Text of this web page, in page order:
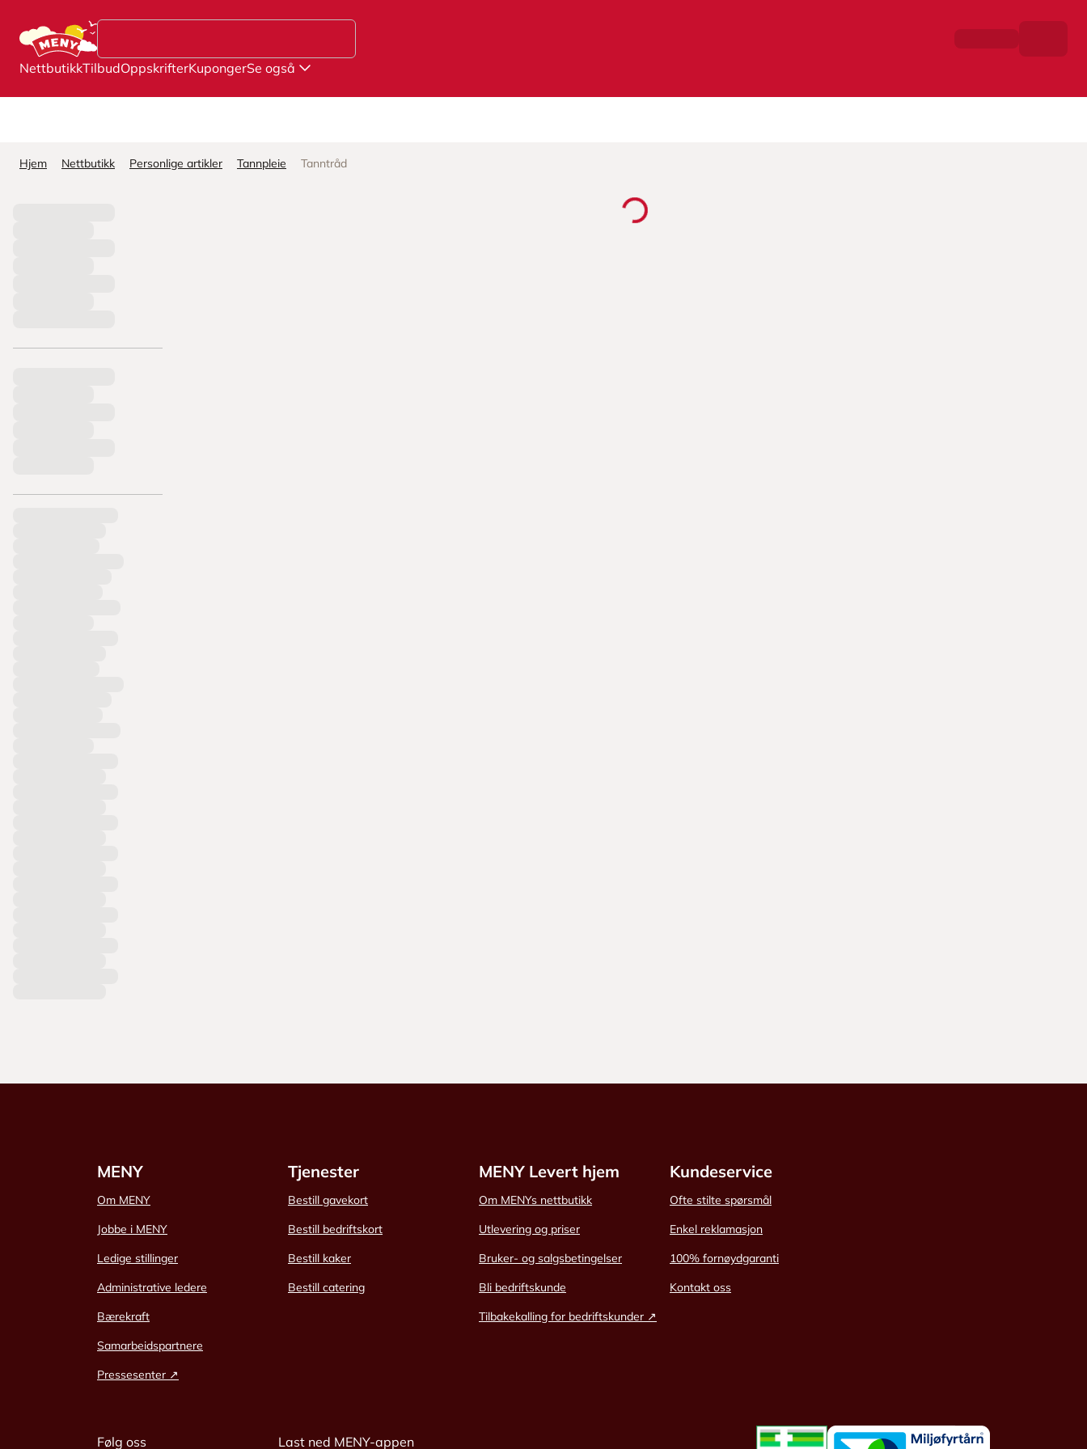
NettbutikkTilbudOppskrifterKupongerSe også
Hjem Nettbutikk Personlige artikler Tannpleie Tanntråd
MENY
Om MENY
Jobbe i MENY
Ledige stillinger
Administrative ledere
Bærekraft
Samarbeidspartnere
Pressesenter ↗
Tjenester
Bestill gavekort
Bestill bedriftskort
Bestill kaker
Bestill catering
MENY Levert hjem
Om MENYs nettbutikk
Utlevering og priser
Bruker- og salgsbetingelser
Bli bedriftskunde
Tilbakekalling for bedriftskunder ↗
Kundeservice
Ofte stilte spørsmål
Enkel reklamasjon
100% fornøydgaranti
Kontakt oss
Følg oss Last ned MENY-appen